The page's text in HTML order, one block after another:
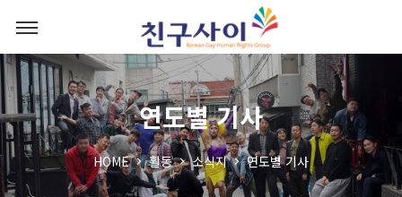
연도별 기사
HOME 활동 소식지 연도별 기사